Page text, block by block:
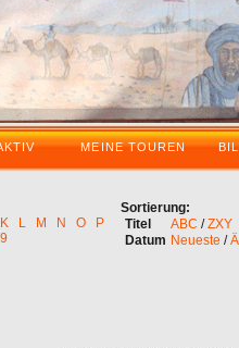
MEINE TOUREN
K L M N O
P
Sortierung:
Titel
ABC /ZXY
Datum Neueste /